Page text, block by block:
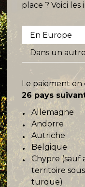
place ? Voici les
En Europe
Dans un
Le paiement en
26 pays
Allemagne
Andorre
Autriche
Belgique
Chypre (sauf
territoire
turque)